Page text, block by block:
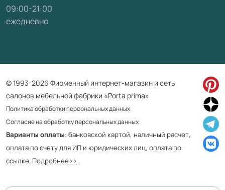
09:00-21:00
ежедневно
© 1993-2026 Фирменный интернет-магазин и сеть
салонов мебельной фабрики «Porta prima»
Политика обработки персональных данных
Согласие на обработку персональных данных
Варианты оплаты: банковской картой, наличный расчет,
оплата по счету для ИП и юридических лиц, оплата по
ссылке. Подробнее>>